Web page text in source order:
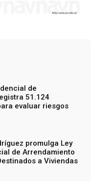
de
51.124
evaluar riesgos
promulga Ley
de Arrendamiento
a Viviendas